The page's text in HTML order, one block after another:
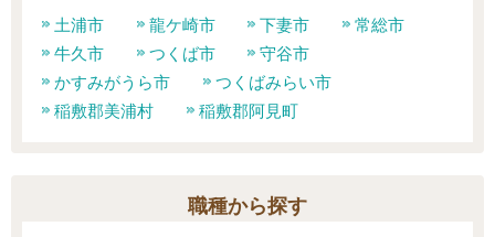
土浦市 龍ケ崎市 下妻市
常総市
牛久市
つくば市
守谷市
かすみがうら市
つくばみらい市
稲敷郡美浦村
稲敷郡阿見町
職種から探す